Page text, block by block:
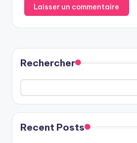
Rechercher
Recent Posts